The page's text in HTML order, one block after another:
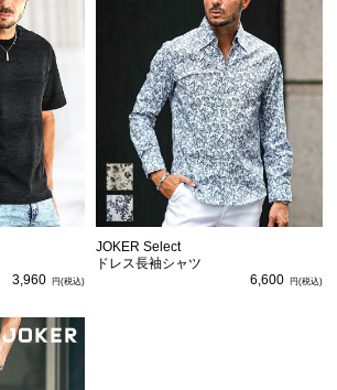
3,960
JOKER Select
ドレス長袖シャツ
6,600